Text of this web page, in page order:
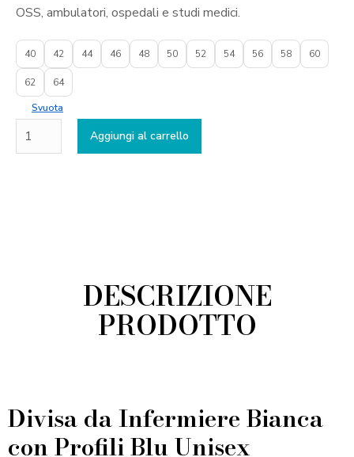
OSS, ambulatori, ospedali e studi medici.
40 42 44 46 48 50 52 54 56 58 60
62 64
Svuota
Divisa
da
Aggiungi al carrello
DESCRIZIONE
PRODOTTO
Divisa da Infermiere Bianca
con Profili Blu Unisex